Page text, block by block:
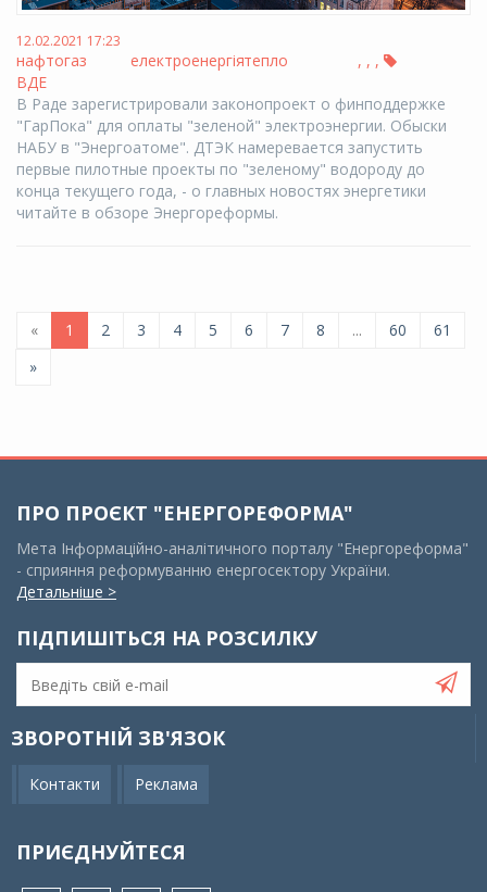
12.02.2021 17:23
нафтогаз ,
електроенергія ,
тепло
,
ВДЕ
В Раде зарегистрировали законопроект о финподдержке
"ГарПока" для оплаты "зеленой" электроэнергии. Обыски
НАБУ в "Энергоатоме". ДТЭК намеревается запустить
первые пилотные проекты по "зеленому" водороду до
конца текущего года, - о главных новостях энергетики
читайте в обзоре Энергореформы.
« 1 2 3 4 5 6 7 8 ... 60
61
»
ПРО ПРОЄКТ "ЕНЕРГОРЕФОРМА"
Мета Інформаційно-аналітичного порталу "Енергореформа"
- сприяння реформуванню енергосектору України.
Детальніше >
ПІДПИШІТЬСЯ НА РОЗСИЛКУ
ЗВОРОТНІЙ ЗВ'ЯЗОК
Контакти Реклама
ПРИЄДНУЙТЕСЯ